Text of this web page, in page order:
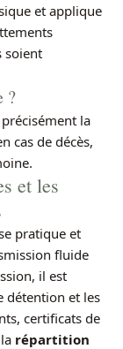
et applique
soient
?
la
cas de décès,
et les
pratique et
fluide
il est
détention et les
certificats de
répartition